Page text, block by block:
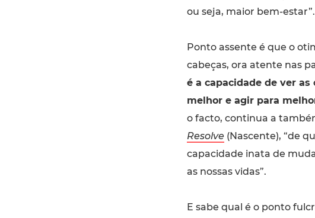
ou seja, maior bem-estar”.
Ponto assente é que o
cabeças, ora atente nas
é a capacidade de ver as
melhor e agir para
o facto, continua a
Resolve(Nascente), “de
capacidade inata de
as nossas vidas”.
E sabe qual é o ponto